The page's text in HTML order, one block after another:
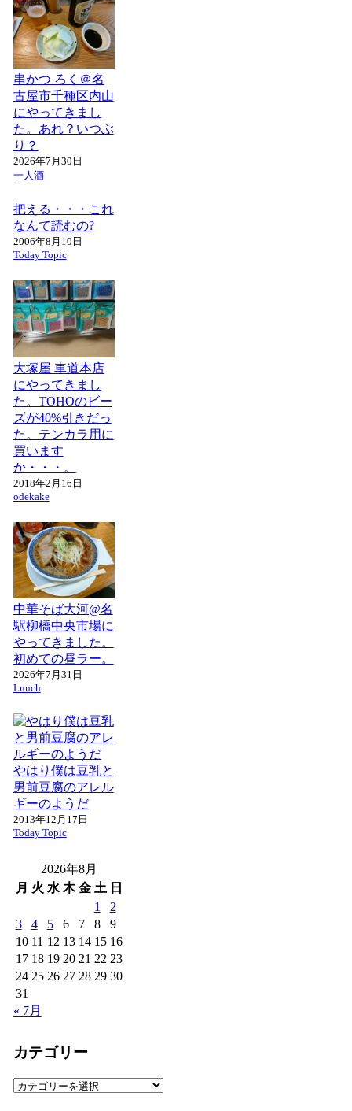
串かつ ろく＠名
古屋市千種区内山
にやってきまし
た。あれ？いつぶ
り？
2026年7月30日
一人酒
把える・・・これ
なんて読むの?
2006年8月10日
Today Topic
大塚屋 車道本店
にやってきまし
た。TOHOのビー
ズが40%引きだっ
た。テンカラ用に
買います
か・・・。
2018年2月16日
odekake
中華そば大河@名
駅柳橋中央市場に
やってきました。
初めての昼ラー。
2026年7月31日
Lunch
やはり僕は豆乳と
男前豆腐のアレル
ギーのようだ
2013年12月17日
Today Topic
2026年8月
月 火 水 木 金 土 日
1
2
3
4 5 6 7 8
9
10 11 12 13 14 15 16
17 18 19 20 21 22 23
24 25 26 27 28 29 30
31
« 7月
カテゴリー
カ